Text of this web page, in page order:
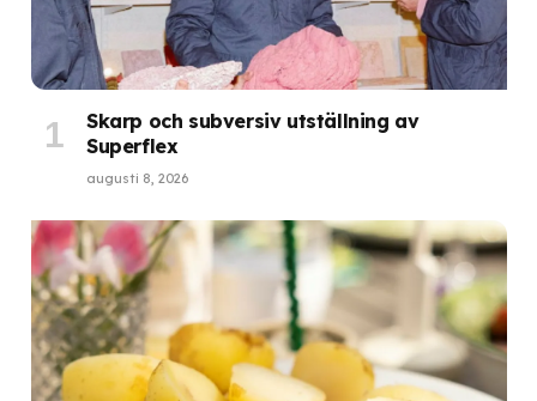
Skarp och subversiv utställning av
Superflex
augusti 8, 2026